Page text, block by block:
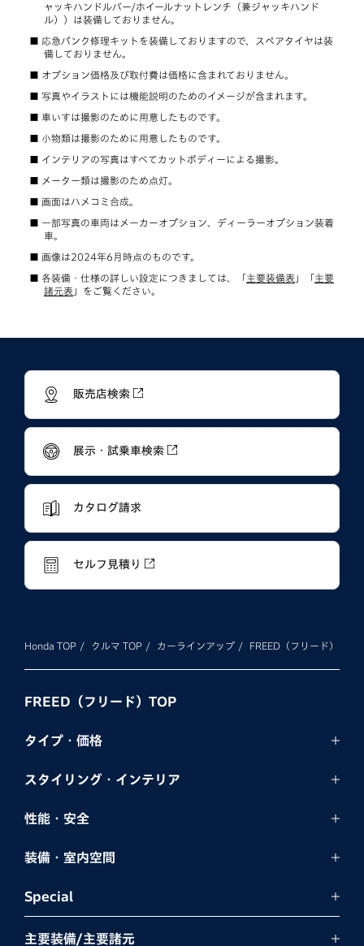
ャッキハンドルバー/ホイールナットレンチ（兼ジャッキハンド
ル））は装備しておりません。
応急パンク修理キットを装備しておりますので、スペアタイヤは装
備しておりません。
オプション価格及び取付費は価格に含まれておりません。
写真やイラストには機能説明のためのイメージが含まれます。
車いすは撮影のために用意したものです。
小物類は撮影のために用意したものです。
インテリアの写真はすべてカットボディーによる撮影。
メーター類は撮影のため点灯。
画面はハメコミ合成。
一部写真の車両はメーカーオプション、ディーラーオプション装着
車。
画像は2024年6月時点のものです。
各装備・仕様の詳しい設定につきましては、「主要装備表 」「主要
諸元表 」をご覧ください。
販売店検索
展示・試乗車検索
カタログ請求
セルフ見積り
Honda TOP クルマ TOP カーラインアップ FREED（フリード）
FREED（フリード）TOP
タイプ・価格
スタイリング・ インテリア
性能・安全
装備・室内空間
Special
主要装備/主要諸元